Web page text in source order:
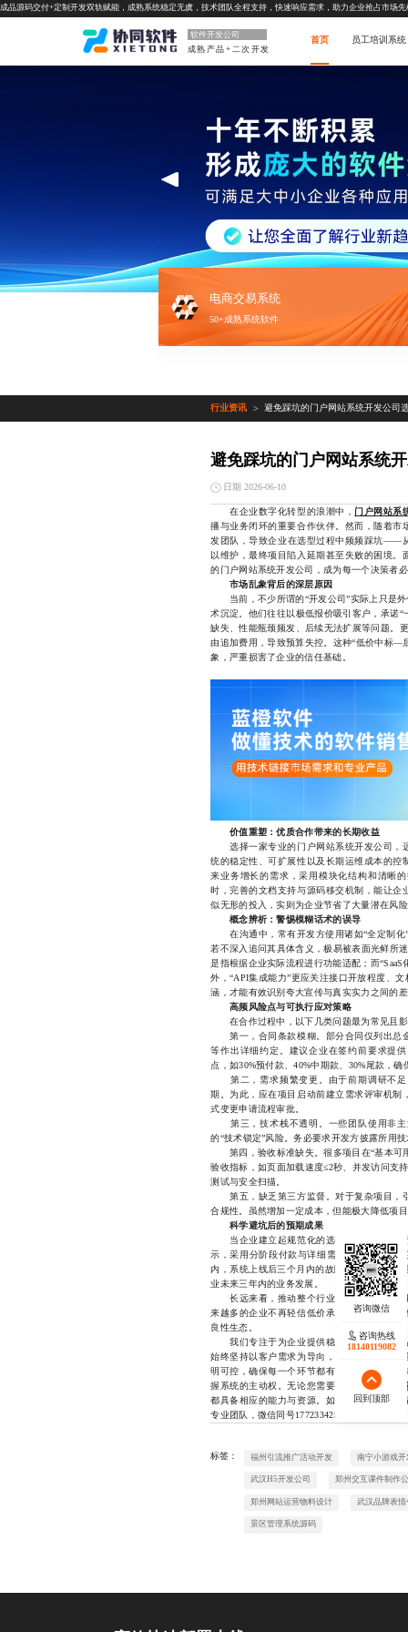
成品源码交付+定制开发双轨赋能，成熟系统稳定无虞，技术团队全程支持，快速响应需求，助力企业抢占市场先
软件开发公司
成熟产品+二次开发
首页 员工培训系统
电商交易系统
50+成熟系统软件
行业资讯 > 避免踩坑的门户网站系统开发公司
避免踩坑的门户网站系统
日期 2026-06-10
在企业数字化转型的浪潮中， 门户网站系
播与业务闭环的重要合作伙伴。然而，随着
发团队，导致企业在选型过程中频频踩坑——
以维护，最终项目陷入延期甚至失败的困境
的门户网站系统开发公司，成为每一个决策者
市场乱象背后的深层原因
当前，不少所谓的“开发公司”实际上只是外
术沉淀。他们往往以极低报价吸引客户，承诺
缺失、性能瓶颈频发、后续无法扩展等问题。
由追加费用，导致预算失控。这种“低价中标
象，严重损害了企业的信任基础。
价值重塑：优质合作带来的长期收益
选择一家专业的门户网站系统开发公司，
统的稳定性、可扩展性以及长期运维成本的
来业务增长的需求，采用模块化结构和清晰
时，完善的文档支持与源码移交机制，能让
似无形的投入，实则为企业节省了大量潜在风
概念辨析：警惕模糊话术的误导
在沟通中，常有开发方使用诸如“全定制化
若不深入追问其具体含义，极易被表面光鲜所
是指根据企业实际流程进行功能适配；而
外，“API集成能力”更应关注接口开放程度、
涵，才能有效识别夸大宣传与真实实力之间的
高频风险点与可执行应对策略
在合作过程中，以下几类问题最为常见且影
第一，合同条款模糊。部分合同仅列出总
等作出详细约定。建议企业在签约前要求提
点，如30%预付款、40%中期款、30%尾款，确
第二，需求频繁变更。由于前期调研不足
期。为此，应在项目启动前建立需求评审机
式变更申请流程审批。
第三，技术栈不透明。一些团队使用非主
的“技术锁定”风险。务必要求开发方披露所用
第四，验收标准缺失。很多项目在“基本可
验收指标，如页面加载速度≤2秒、并发访问支
测试与安全扫描。
第五，缺乏第三方监督。对于复杂项目，
合规性。虽然增加一定成本，但能极大降低项
科学避坑后的预期成果
当企业建立起规范化的选型流程并严格执
示，采用分阶段付款与详细需求管理的企业
内，系统上线后三个月内的故障率低于1%。
业未来三年内的业务发展。
长远来看，推动整个行业向专业化、透明
来越多的企业不再轻信低价承诺，转而重视
良性生态。
我们专注于为企业提供稳定可靠的门户网
始终坚持以客户需求为导向，杜绝任何形式
明可控，确保每一个环节都有据可查。我们
握系统的主动权。无论您需要的是
企业官网建
都具备相应的能力与资源。如果您正在寻找
专业团队，微信同号17723342546。
标签： 福州引流推广活动开发 南宁小游戏开
武汉H5开发公司 郑州交互课件制作
郑州网站运营物料设计 武汉品牌表情
景区管理系统源码
咨询热线
18140119082
回到顶部